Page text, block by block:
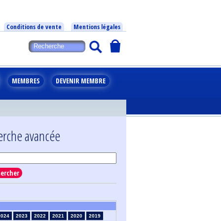
Conditions de vente Mentions légales
MEMBRES DEVENIR MEMBRE
avancée
2023 2022 2021 2020
2019